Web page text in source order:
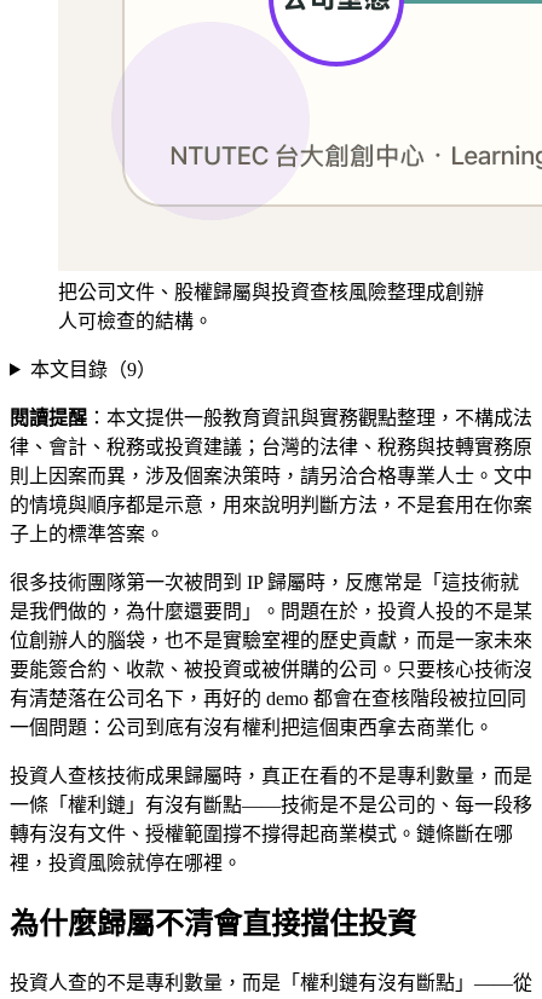
把公司文件、股權歸屬與投資查核風險整理成創辦
人可檢查的結構。
本文目錄（9）
閱讀提醒 ：本文提供一般教育資訊與實務觀點整理，不構成法
律、會計、稅務或投資建議；台灣的法律、稅務與技轉實務原
則上因案而異，涉及個案決策時，請另洽合格專業人士。文中
的情境與順序都是示意，用來說明判斷方法，不是套用在你案
子上的標準答案。
很多技術團隊第一次被問到 IP 歸屬時，反應常是「這技術就
是我們做的，為什麼還要問」。問題在於，投資人投的不是某
位創辦人的腦袋，也不是實驗室裡的歷史貢獻，而是一家未來
要能簽合約、收款、被投資或被併購的公司。只要核心技術沒
有清楚落在公司名下，再好的 demo 都會在查核階段被拉回同
一個問題：公司到底有沒有權利把這個東西拿去商業化。
投資人查核技術成果歸屬時，真正在看的不是專利數量，而是
一條「權利鏈」有沒有斷點——技術是不是公司的、每一段移
轉有沒有文件、授權範圍撐不撐得起商業模式。鏈條斷在哪
裡，投資風險就停在哪裡。
為什麼歸屬不清會直接擋住投資
投資人查的不是專利數量，而是「權利鏈有沒有斷點」——從